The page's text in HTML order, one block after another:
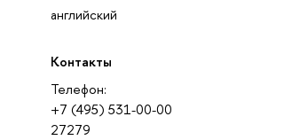
английский
Контакты
Телефон:
+7 (495) 531-00-00
27279